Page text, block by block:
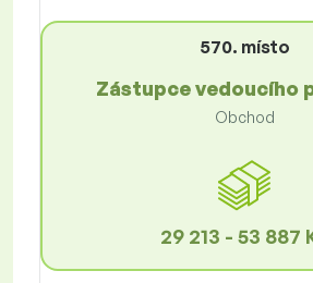
570. místo
Zástupce vedoucího
Obchod
29 213 - 53 887